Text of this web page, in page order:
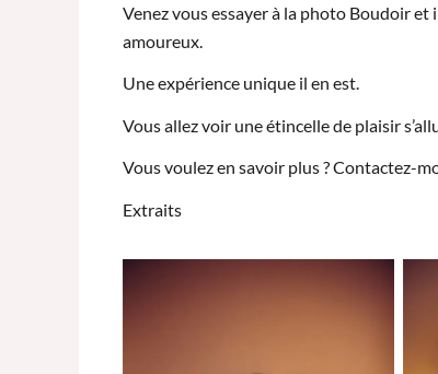
Venez vous essayer à la photo Boudoir
amoureux.
Une expérience unique il en est.
Vous allez voir une étincelle de plaisir
Vous voulez en savoir plus ? Contactez-
Extraits